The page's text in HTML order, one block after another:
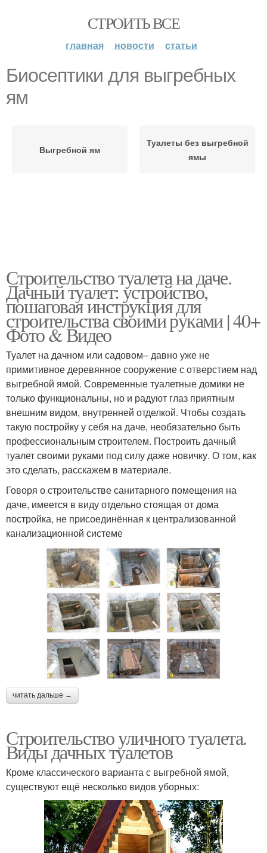
СТРОИТЬ ВСЕ
главная новости статьи
Биосептики для выгребных
ям
Выгребной ям
Туалеты без выгребной
ямы
Строительство туалета на даче.
Дачный туалет: устройство,
пошаговая инструкция для
строительства своими руками | 40+
Фото & Видео
Туалет на дачном или садовом– давно уже не
примитивное деревянное сооружение с отверстием над
выгребной ямой. Современные туалетные домики не
только функциональны, но и радуют глаз приятным
внешним видом, внутренней отделкой. Чтобы создать
такую постройку у себя на даче, необязательно быть
профессиональным строителем. Построить дачный
туалет своими руками под силу даже новичку. О том, как
это сделать, расскажем в материале.
Говоря о строительстве санитарного помещения на
даче, имеется в виду отдельно стоящая от дома
постройка, не присоединённая к централизованной
канализационной системе
читать дальше →
Строительство уличного туалета.
Виды дачных туалетов
Кроме классического варианта с выгребной ямой,
существуют ещё несколько видов уборных: